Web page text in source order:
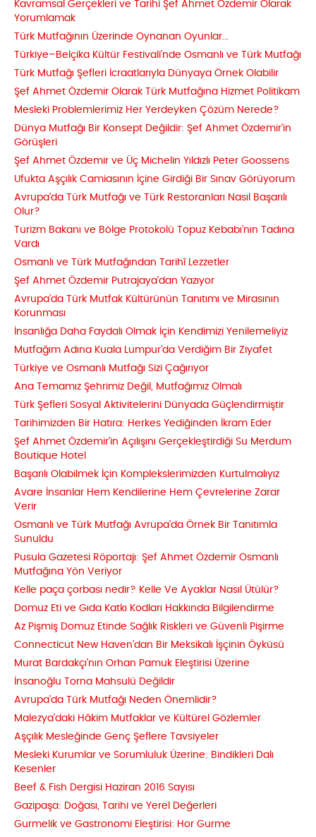
Kavramsal Gerçekleri ve Tarihi Şef Ahmet Özdemir Olarak
Yorumlamak
Türk Mutfağının Üzerinde Oynanan Oyunlar...
Türkiye–Belçika Kültür Festivali’nde Osmanlı ve Türk Mutfağı
Türk Mutfağı Şefleri İcraatlarıyla Dünyaya Örnek Olabilir
Şef Ahmet Özdemir Olarak Türk Mutfağına Hizmet Politikam
Mesleki Problemlerimiz Her Yerdeyken Çözüm Nerede?
Dünya Mutfağı Bir Konsept Değildir: Şef Ahmet Özdemir’in
Görüşleri
Şef Ahmet Özdemir ve Üç Michelin Yıldızlı Peter Goossens
Ufukta Aşçılık Camiasının İçine Girdiği Bir Sınav Görüyorum
Avrupa’da Türk Mutfağı ve Türk Restoranları Nasıl Başarılı
Olur?
Turizm Bakanı ve Bölge Protokolü Topuz Kebabı’nın Tadına
Vardı
Osmanlı ve Türk Mutfağından Tarihî Lezzetler
Şef Ahmet Özdemir Putrajaya’dan Yazıyor
Avrupa’da Türk Mutfak Kültürünün Tanıtımı ve Mirasının
Korunması
İnsanlığa Daha Faydalı Olmak İçin Kendimizi Yenilemeliyiz
Mutfağım Adına Kuala Lumpur’da Verdiğim Bir Ziyafet
Türkiye ve Osmanlı Mutfağı Sizi Çağırıyor
Ana Temamız Şehrimiz Değil, Mutfağımız Olmalı
Türk Şefleri Sosyal Aktivitelerini Dünyada Güçlendirmiştir
Tarihimizden Bir Hatıra: Herkes Yediğinden İkram Eder
Şef Ahmet Özdemir’in Açılışını Gerçekleştirdiği Su Merdum
Boutique Hotel
Başarılı Olabilmek İçin Komplekslerimizden Kurtulmalıyız
Avare İnsanlar Hem Kendilerine Hem Çevrelerine Zarar
Verir
Osmanlı ve Türk Mutfağı Avrupa’da Örnek Bir Tanıtımla
Sunuldu
Pusula Gazetesi Röportajı: Şef Ahmet Özdemir Osmanlı
Mutfağına Yön Veriyor
Kelle paça çorbası nedir? Kelle Ve Ayaklar Nasıl Ütülür?
Domuz Eti ve Gıda Katkı Kodları Hakkında Bilgilendirme
Az Pişmiş Domuz Etinde Sağlık Riskleri ve Güvenli Pişirme
Connecticut New Haven’dan Bir Meksikalı İşçinin Öyküsü
Murat Bardakçı’nın Orhan Pamuk Eleştirisi Üzerine
İnsanoğlu Torna Mahsulü Değildir
Avrupa’da Türk Mutfağı Neden Önemlidir?
Malezya’daki Hâkim Mutfaklar ve Kültürel Gözlemler
Aşçılık Mesleğinde Genç Şeflere Tavsiyeler
Mesleki Kurumlar ve Sorumluluk Üzerine: Bindikleri Dalı
Kesenler
Beef & Fish Dergisi Haziran 2016 Sayısı
Gazipaşa: Doğası, Tarihi ve Yerel Değerleri
Gurmelik ve Gastronomi Eleştirisi: Hor Gurme